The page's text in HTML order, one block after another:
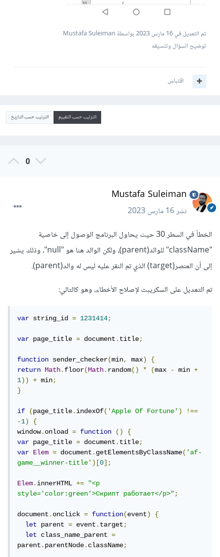
تم التعديل في16 مارس 2023
بواسطة Mustafa Suleiman
توضيح السؤال وتنسيقه
اقتباس
الترتيب حسب التقييم الترتيب حسب التاريخ
0
Mustafa Suleiman
نشر16 مارس 2023
الخطأ في السطر 30 حيث يحاول البرنامج الوصول إلى خاصية
"className" للوالد(parent)، ولكن الوالد هنا هو "null"، وذلك يشير
إلى أن العنصر(target) الذي تم النقر عليه ليس له والد(parent).
تم التعديل على السكريبت لإصلاح الأخطاء، وهو كالتالي:
var string_id = 1231414;
var page_title = document.title;
function sender_checker(min, max)
{
return
Math.floor(Math.random() * (max - min +
1)) + min;
}
if (page_title.indexOf('Apple Of Fortune')
!==
-1)
{
window.onload = function ()
{
var page_title = document.title;
var
Elem = document.getElementsByClassName('af-
game__winner-title')[0];
Elem.innerHTML +=
"<p
style='color:green'>Скрипт работает</p>";
document.onclick = function(event)
{
let
parent = event.target;
let
class_name_parent =
parent.parentNode.className;